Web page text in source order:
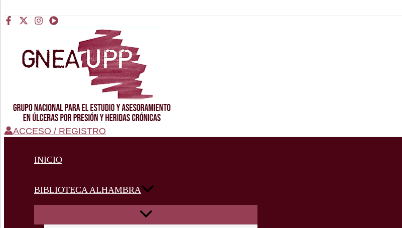
ACCESO / REGISTRO
INICIO
BIBLIOTECA ALHAMBRA